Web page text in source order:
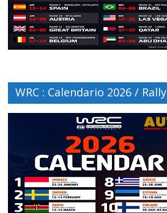
WRC : Calendario 2026 / Rally